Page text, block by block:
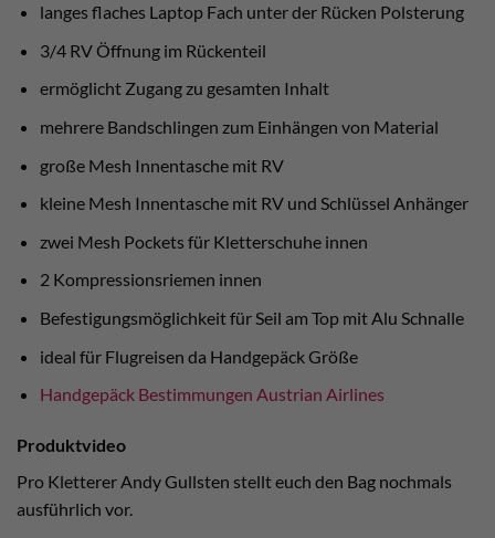
langes flaches Laptop Fach unter der Rücken Polsterung
3/4 RV Öffnung im Rückenteil
ermöglicht Zugang zu gesamten Inhalt
mehrere Bandschlingen zum Einhängen von Material
große Mesh Innentasche mit RV
kleine Mesh Innentasche mit RV und Schlüssel Anhänger
zwei Mesh Pockets für Kletterschuhe innen
2 Kompressionsriemen innen
Befestigungsmöglichkeit für Seil am Top mit Alu Schnalle
ideal für Flugreisen da Handgepäck Größe
Handgepäck Bestimmungen Austrian Airlines
Produktvideo
Pro Kletterer Andy Gullsten stellt euch den Bag nochmals
ausführlich vor.